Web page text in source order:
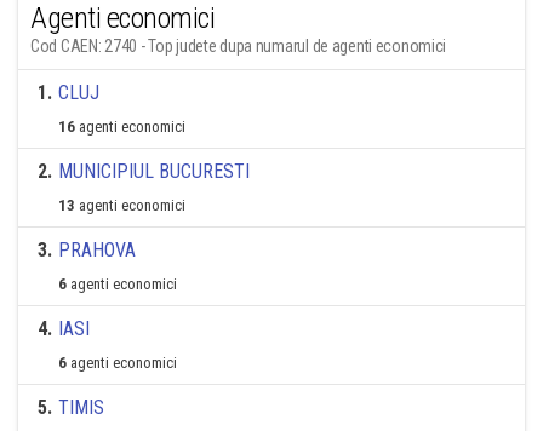
Agenti economici
Cod CAEN: 2740 - Top judete dupa numarul de agenti economici
1. CLUJ
16 agenti economici
2. MUNICIPIUL BUCURESTI
13 agenti economici
3. PRAHOVA
6 agenti economici
4. IASI
6 agenti economici
5. TIMIS